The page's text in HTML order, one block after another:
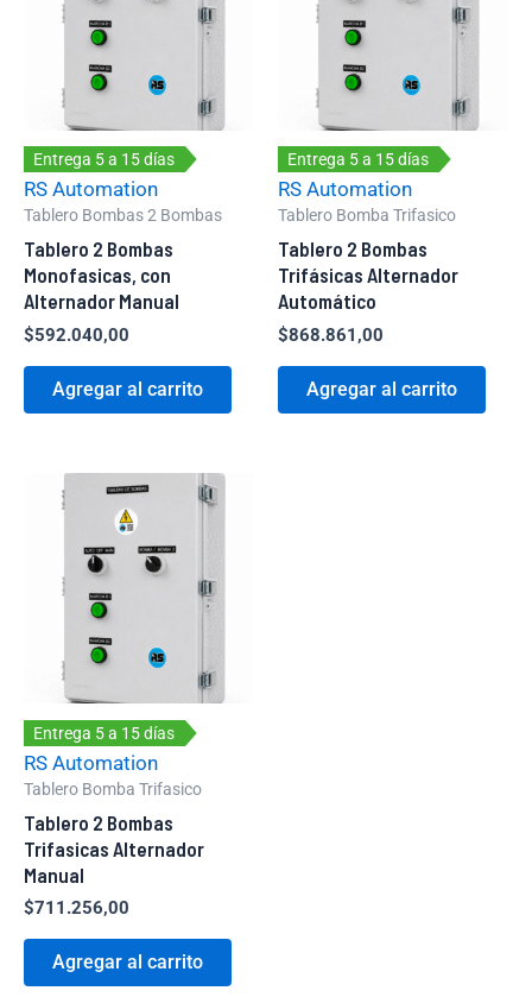
Entrega 5 a 15 días
RS Automation
Tablero Bombas 2 Bombas
Tablero 2 Bombas
Monofasicas, con
Alternador Manual
$592.040,00
Agregar al carrito
Entrega 5 a 15 días
RS Automation
Tablero Bomba Trifasico
Tablero 2 Bombas
Trifásicas Alternador
Automático
$868.861,00
Agregar al carrito
Entrega 5 a 15 días
RS Automation
Tablero Bomba Trifasico
Tablero 2 Bombas
Trifasicas Alternador
Manual
$711.256,00
Agregar al carrito